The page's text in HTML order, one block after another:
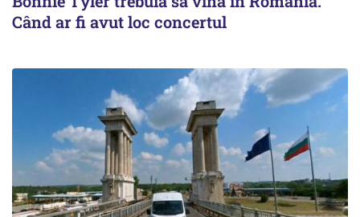
Când ar fi avut loc concertul